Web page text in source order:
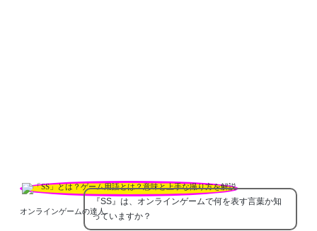
オンラインゲームの達人
『SS』は、オンラインゲームで何を表す言葉か知
っていますか？